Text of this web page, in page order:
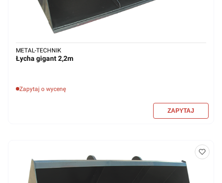
Łycha gigant 2,2m
Zapytaj o wycenę
METAL-TECHNIK